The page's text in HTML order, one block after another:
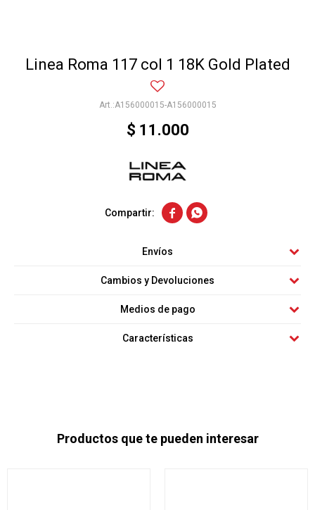
Linea Roma 117 col 1 18K Gold Plated
A156000015-A156000015
$ 11.000
 
Envíos
Cambios y Devoluciones
Medios de pago
Características
Productos que te pueden interesar